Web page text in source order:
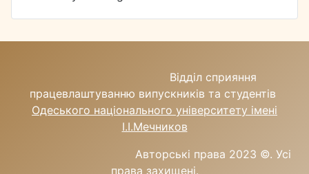
Відділ сприяння
працевлаштуванню випускників та студентів
Одеського національного університету імені
І.І.Мечников
Авторські права 2023 ©. Усі
права захищені.